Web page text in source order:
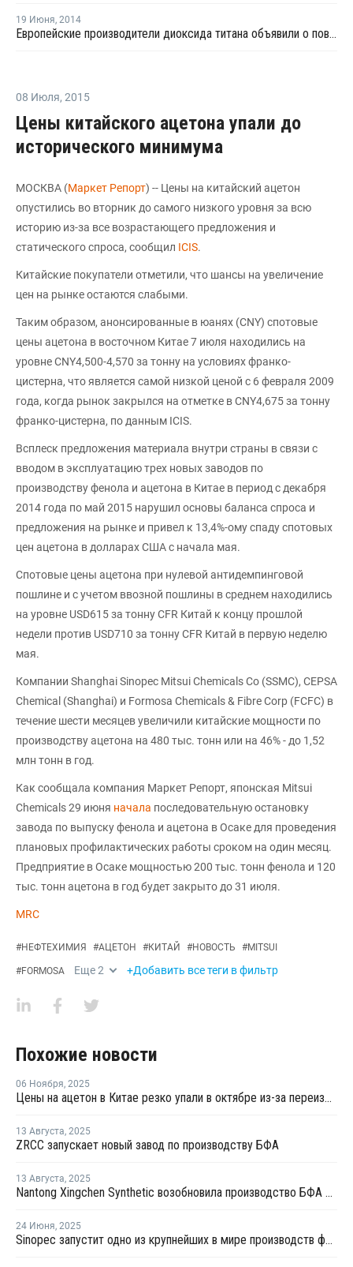
19 Июня, 2014
Европейские производители диоксида титана объявили о повышении цен на третий квартал
08 Июля, 2015
Цены китайского ацетона упали до
исторического минимума
МОСКВА (Маркет Репорт) -- Цены на китайский ацетон
опустились во вторник до самого низкого уровня за всю
историю из-за все возрастающего предложения и
статического спроса, сообщил ICIS.
Китайские покупатели отметили, что шансы на увеличение
цен на рынке остаются слабыми.
Таким образом, анонсированные в юанях (CNY) спотовые
цены ацетона в восточном Китае 7 июля находились на
уровне CNY4,500-4,570 за тонну на условиях франко-
цистерна, что является самой низкой ценой с 6 февраля 2009
года, когда рынок закрылся на отметке в CNY4,675 за тонну
франко-цистерна, по данным ICIS.
Всплеск предложения материала внутри страны в связи с
вводом в эксплуатацию трех новых заводов по
производству фенола и ацетона в Китае в период с декабря
2014 года по май 2015 нарушил основы баланса спроса и
предложения на рынке и привел к 13,4%-ому спаду спотовых
цен ацетона в долларах США с начала мая.
Спотовые цены ацетона при нулевой антидемпинговой
пошлине и с учетом ввозной пошлины в среднем находились
на уровне USD615 за тонну CFR Китай к концу прошлой
недели против USD710 за тонну CFR Китай в первую неделю
мая.
Компании Shanghai Sinopec Mitsui Chemicals Co (SSMC), CEPSA
Chemical (Shanghai) и Formosa Chemicals & Fibre Corp (FCFC) в
течение шести месяцев увеличили китайские мощности по
производству ацетона на 480 тыс. тонн или на 46% - до 1,52
млн тонн в год.
Как сообщала компания Маркет Репорт, японская Mitsui
Chemicals 29 июня начала последовательную остановку
завода по выпуску фенола и ацетона в Осаке для проведения
плановых профилактических работы сроком на один месяц.
Предприятие в Осаке мощностью 200 тыс. тонн фенола и 120
тыс. тонн ацетона в год будет закрыто до 31 июля.
MRC
#НЕФТЕХИМИЯ #АЦЕТОН #КИТАЙ #НОВОСТЬ #MITSUI
#FORMOSA Еще2 +Добавить все теги в фильтр
Похожие новости
06 Ноября, 2025
Цены на ацетон в Китае резко упали в октябре из-за переизбытка предложения и спада в переработке
13 Августа, 2025
ZRCC запускает новый завод по производству БФА
13 Августа, 2025
Nantong Xingchen Synthetic возобновила производство БФА после планового ремонта
24 Июня, 2025
Sinopec запустит одно из крупнейших в мире производств фенола и ацетона